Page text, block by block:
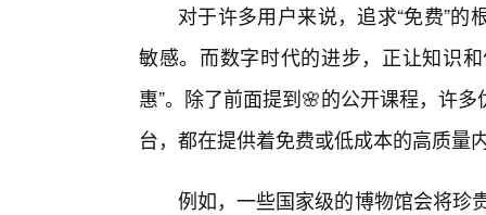
对于许多用户来说，追求“免费”
敏感。而数字时代的进步，正让知识
惠”。除了前面提到🌸的公开课程，许
台，都在提供着免费或低成本的高质量
例如，一些国家级的博物馆会将珍